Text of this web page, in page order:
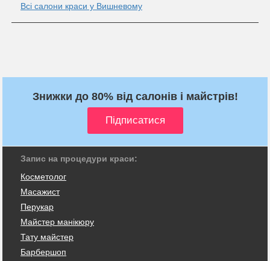
Всі салони краси у Вишневому
Знижки до 80% від салонів і майстрів!
Запис на процедури краси:
Косметолог
Масажист
Перукар
Майстер манікюру
Тату майстер
Барбершоп